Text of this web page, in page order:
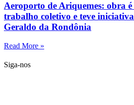
Aeroporto de Ariquemes: obra
trabalho coletivo e teve
Geraldo da Rondônia
Read More »
Siga-nos